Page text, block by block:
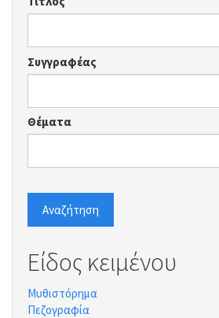
Συγγραφέας
Θέματα
Αναζήτηση
Είδος κειμένου
Μυθιστόρημα
Πεζογραφία